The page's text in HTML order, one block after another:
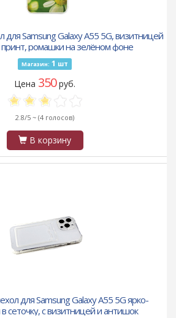
для Samsung Galaxy A55 5G, визитницей
ромашки на зелёном фоне
Магазин: 1 шт
Цена 350руб.
2.8/5 ~ (4 голосов)
В корзину
для Samsung Galaxy A55 5G ярко-
сеточку, с визитницей и антишок